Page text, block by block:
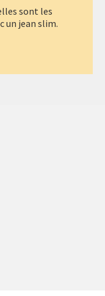
sont les
un jean slim.